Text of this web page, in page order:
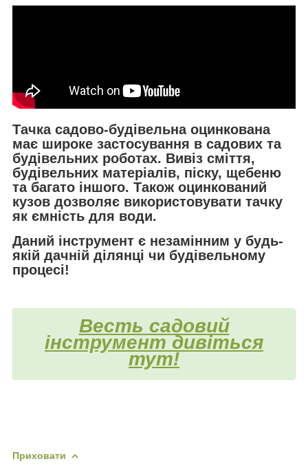
Тачка садово-будівельна оцинкована
має широке застосування в садових та
будівельних роботах. Вивіз сміття,
будівельних матеріалів, піску, щебеню
та багато іншого. Також оцинкований
кузов дозволяє використовувати тачку
як ємність для води.
Даний інструмент є незамінним у будь-
якій дачній ділянці чи будівельному
процесі!
Весть садовий
інструмент дивіться
тут!
Приховати